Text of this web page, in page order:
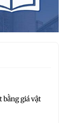
bằng giá vật